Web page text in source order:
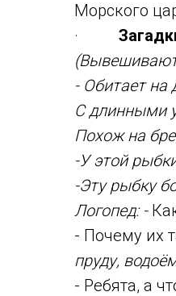
Морского
·
- Обитает на
С длинными
Похож на
-У этой
-Эту рыбку
Логопед: -
- Почему их
пруду,
- Ребята, а